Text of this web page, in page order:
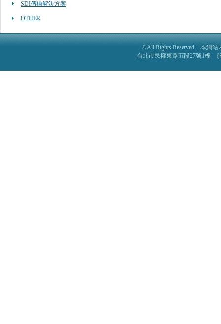
SDI傳輸解決方案
OTHER
© All Rights Reserved 本網站
台北市民權東路五段27號1樓